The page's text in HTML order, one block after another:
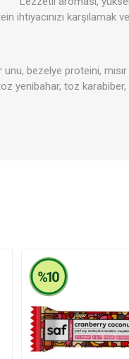
Giyim
Soslar
ihtiyacınızı karşılamak
unu, bezelye proteini,
yenibahar, toz karabiber,